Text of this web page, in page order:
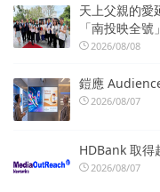
天上父親的愛
「南投映全
2026/08/08
鎧應
2026/08/07
HDBank 取得
2026/08/07